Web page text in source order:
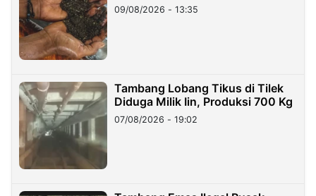
09/08/2026 - 13:35
Tambang Lobang Tikus di Tilek
Diduga Milik Iin, Produksi 700 Kg
07/08/2026 - 19:02